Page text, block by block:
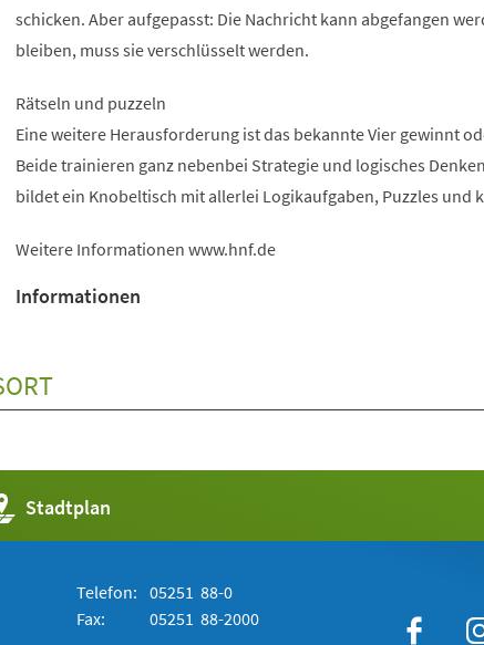
schicken. Aber aufgepasst: Die Nachricht kann abgefangen
bleiben, muss sie verschlüsselt werden.
Rätseln und puzzeln
Eine weitere Herausforderung ist das bekannte Vier gewinnt
Beide trainieren ganz nebenbei Strategie und logisches
bildet ein Knobeltisch mit allerlei Logikaufgaben, Puzzles und
Weitere Informationen www.hnf.de
Informationen
Stadtplan
Telefon: 05251 88-0
Fax:
05251 88-2000